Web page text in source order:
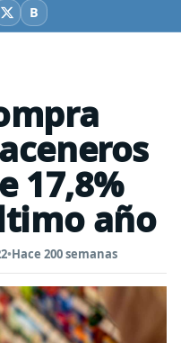
X BBluesky
17,8%
año
•Hace 200 semanas